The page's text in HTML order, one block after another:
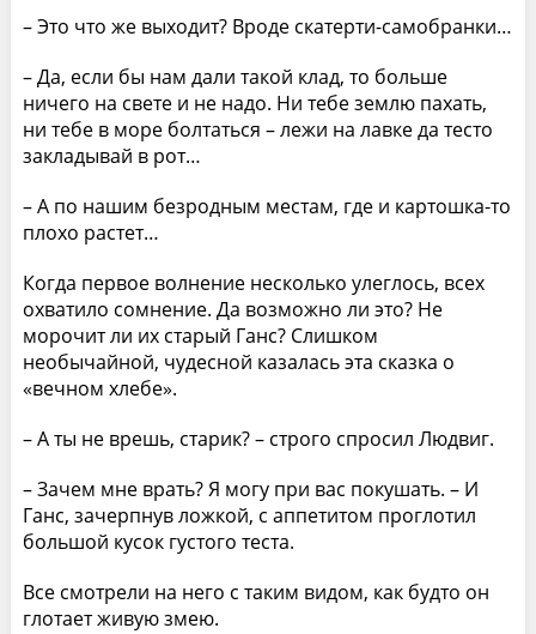
– Это что же выходит? Вроде скатерти-самобранки…
– Да, если бы нам дали такой клад, то больше
ничего на свете и не надо. Ни тебе землю пахать,
ни тебе в море болтаться – лежи на лавке да тесто
закладывай в рот…
– А по нашим безродным местам, где и картошка-то
плохо растет…
Когда первое волнение несколько улеглось, всех
охватило сомнение. Да возможно ли это? Не
морочит ли их старый Ганс? Слишком
необычайной, чудесной казалась эта сказка о
«вечном хлебе».
– А ты не врешь, старик? – строго спросил Людвиг.
– Зачем мне врать? Я могу при вас покушать. – И
Ганс, зачерпнув ложкой, с аппетитом проглотил
большой кусок густого теста.
Все смотрели на него с таким видом, как будто он
глотает живую змею.